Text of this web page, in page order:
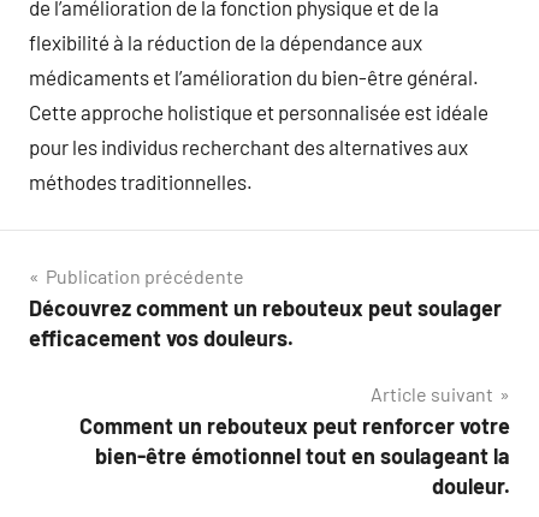
de l’amélioration de la fonction physique et de la
flexibilité à la réduction de la dépendance aux
médicaments et l’amélioration du bien-être général.
Cette approche holistique et personnalisée est idéale
pour les individus recherchant des alternatives aux
méthodes traditionnelles.
Navigation
de
Publication précédente
Découvrez comment un rebouteux peut soulager
efficacement vos douleurs.
Article suivant
Comment un rebouteux peut renforcer votre
bien-être émotionnel tout en soulageant la
douleur.